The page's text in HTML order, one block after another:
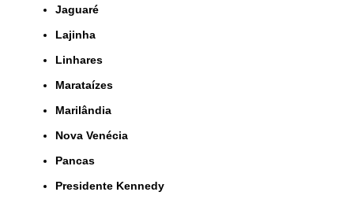
Jaguaré
Lajinha
Linhares
Marataízes
Marilândia
Nova Venécia
Pancas
Presidente Kennedy